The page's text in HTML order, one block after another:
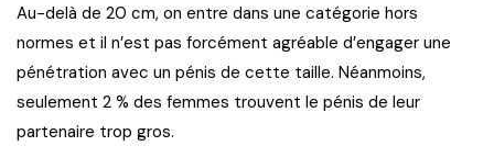
Au-delà de 20 cm, on entre dans une catégorie hors
normes et il n’est pas forcément agréable d’engager une
pénétration avec un pénis de cette taille. Néanmoins,
seulement 2 % des femmes trouvent le pénis de leur
partenaire trop gros.